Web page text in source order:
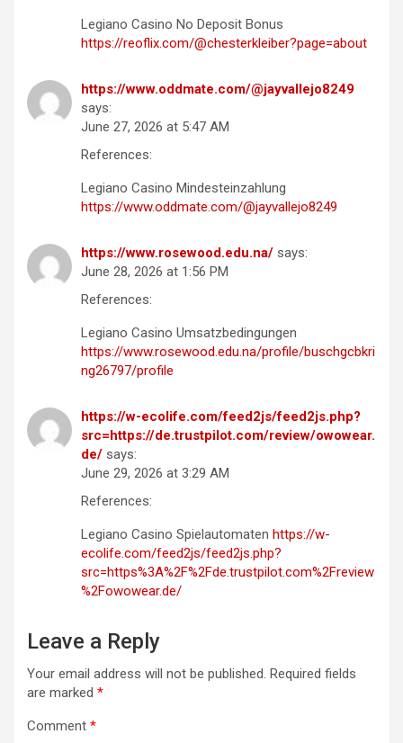
Legiano Casino No Deposit Bonus
https://reoflix.com/@chesterkleiber?page=about
https://www.oddmate.com/@jayvallejo8249
says:
June 27, 2026 at 5:47 AM
References:
Legiano Casino Mindesteinzahlung
https://www.oddmate.com/@jayvallejo8249
https://www.rosewood.edu.na/ says:
June 28, 2026 at 1:56 PM
References:
Legiano Casino Umsatzbedingungen
https://www.rosewood.edu.na/profile/buschgcbkri
ng26797/profile
https://w-ecolife.com/feed2js/feed2js.php?
src=https://de.trustpilot.com/review/owowear.
de/ says:
June 29, 2026 at 3:29 AM
References:
Legiano Casino Spielautomaten https://w-
ecolife.com/feed2js/feed2js.php?
src=https%3A%2F%2Fde.trustpilot.com%2Freview
%2Fowowear.de/
Leave a Reply
Your email address will not be published. Required fields
are marked *
Comment *